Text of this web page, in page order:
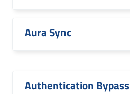
Aura Sync
Authentication Bypass